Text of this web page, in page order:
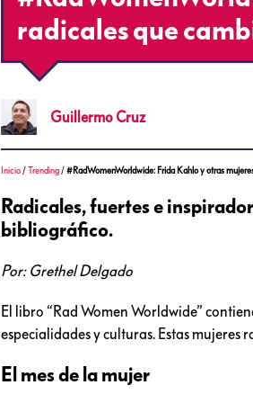
radicales que
Guillermo Cruz
Inicio /Trending /#RadWomenWorldwide: Frida Kahlo y otras
Radicales, fuertes e
bibliográfico.
Por: Grethel Delgado
El libro “Rad Women Worldwide”
especialidades y culturas. Estas mujeres
El mes de la mujer